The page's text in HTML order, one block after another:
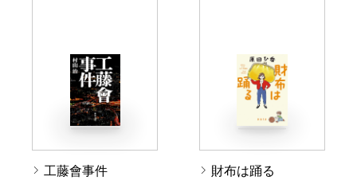
工藤會事件 財布は踊る